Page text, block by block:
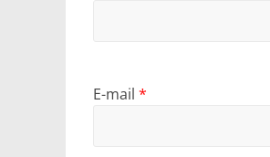
E-mail *